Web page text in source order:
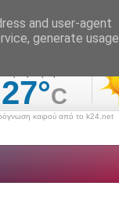
καιρού από το k24.net
and user-agent
generate usage